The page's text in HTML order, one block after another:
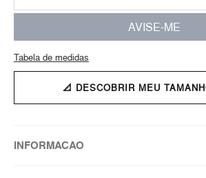
AVISE-ME
Tabela de medidas
📐 DESCOBRIR MEU
INFORMACAO